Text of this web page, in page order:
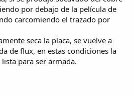
por debajo de la película de
carcomiendo el trazado por
seca la placa, se vuelve a
de flux, en estas condiciones la
para ser armada.